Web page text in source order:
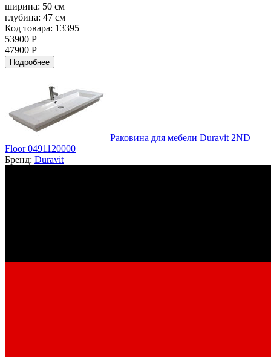
ширина: 50 см
глубина: 47 см
Код товара: 13395
53900 Р
47900 Р
Подробнее
Раковина для мебели Duravit 2ND
Floor 0491120000
Бренд: Duravit